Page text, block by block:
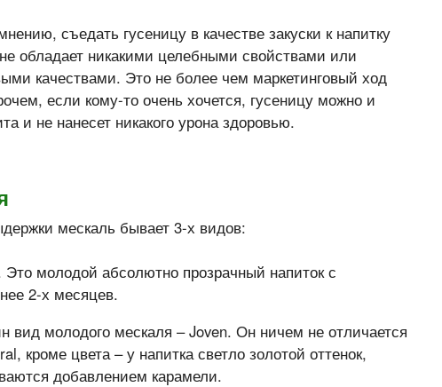
съедать гусеницу в качестве закуски к напитку
обладает никакими целебными свойствами или
качествами. Это не более чем маркетинговый ход
если кому-то очень хочется, гусеницу можно и
и не нанесет никакого урона здоровью.
мескаль бывает 3-х видов:
Это молодой абсолютно прозрачный напиток с
2-х месяцев.
вид молодого мескаля – Joven. Он ничем не отличается
кроме цвета – у напитка светло золотой оттенок,
добавлением карамели.